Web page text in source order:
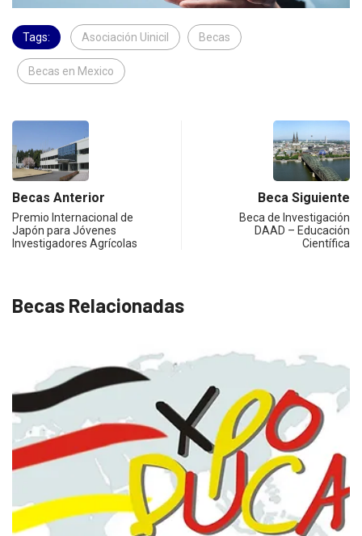
Tags: Asociación Uinicil Becas
Becas en Mexico
Becas Anterior
Premio Internacional de
Japón para Jóvenes
Investigadores Agrícolas
Beca Siguiente
Beca de Investigación
DAAD – Educación
Científica
Becas Relacionadas